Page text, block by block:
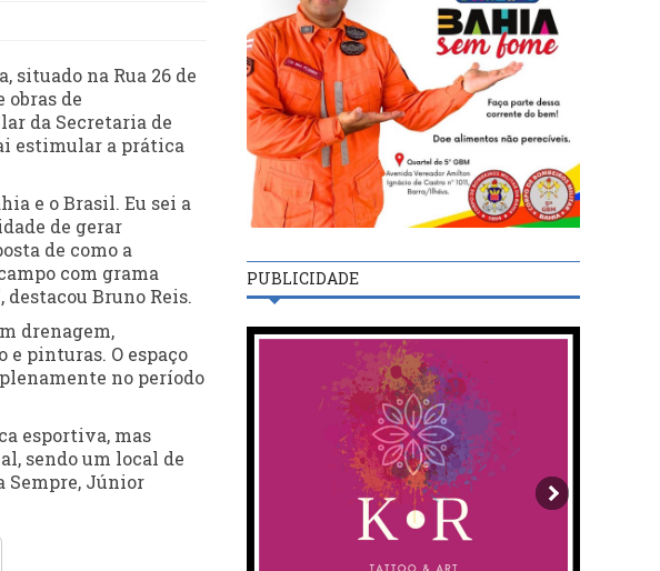
situado na Rua 26 de
obras de
da Secretaria de
estimular a prática
e o Brasil. Eu sei a
de gerar
de como a
com grama
destacou Bruno Reis.
drenagem,
e pinturas. O espaço
no período
esportiva, mas
sendo um local de
Sempre, Júnior
PUBLICIDADE